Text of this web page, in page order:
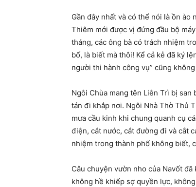
Gần đây nhất và có thể nói là ồn
Thiêm mới được vị đứng đầu bộ
tháng, các ông bà có trách nhiệm
bố, là biết mà thôi! Kể cả kẻ đã ký
người thi hành công vụ” cũng
Ngôi Chùa mang tên Liên Trì bị
tán đi khắp nơi. Ngôi Nhà Thờ Thủ
mưa cầu kinh khi chung quanh cụ
điện, cắt nước, cắt đường đi và cắt
nhiệm trong thành phố không biết,
Câu chuyện vườn nho của Navốt
không hề khiếp sợ quyền lực,